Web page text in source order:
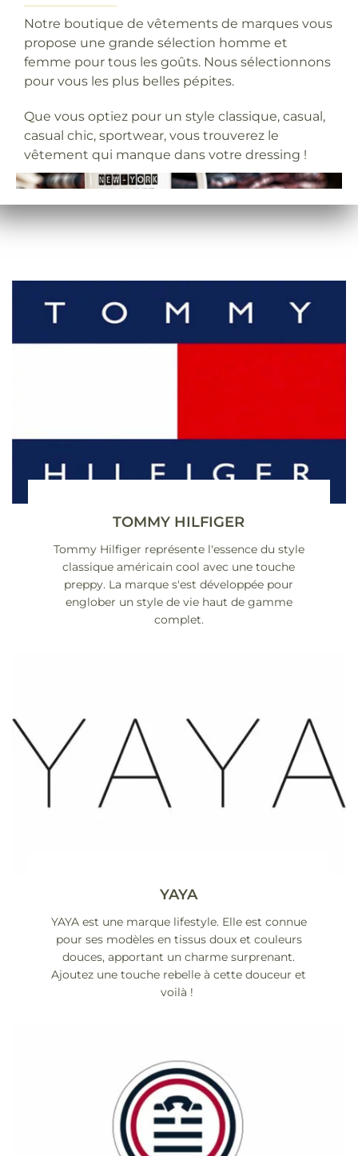
Notre boutique de vêtements de marques vous
propose une grande sélection homme et
femme pour tous les goûts. Nous sélectionnons
pour vous les plus belles pépites.
Que vous optiez pour un style classique, casual,
casual chic, sportwear, vous trouverez le
vêtement qui manque dans votre dressing !
TOMMY HILFIGER
Tommy Hilfiger représente l'essence du style
classique américain cool avec une touche
preppy. La marque s'est développée pour
englober un style de vie haut de gamme
complet.
YAYA
YAYA est une marque lifestyle. Elle est connue
pour ses modèles en tissus doux et couleurs
douces, apportant un charme surprenant.
Ajoutez une touche rebelle à cette douceur et
voilà !